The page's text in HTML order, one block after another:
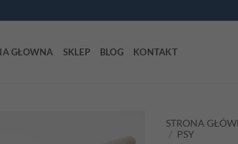
GŁOWNA SKLEP BLOG KONTAKT
STRONA
/ PSY